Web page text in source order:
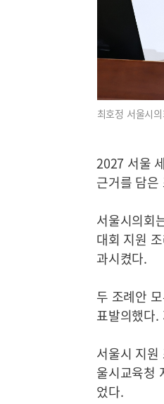
최호정 서울시
2027 서울
근거를 담은
서울시의회
대회 지원
과시켰다.
두 조례안
표발의했다
서울시 지
울시교육청
었다.